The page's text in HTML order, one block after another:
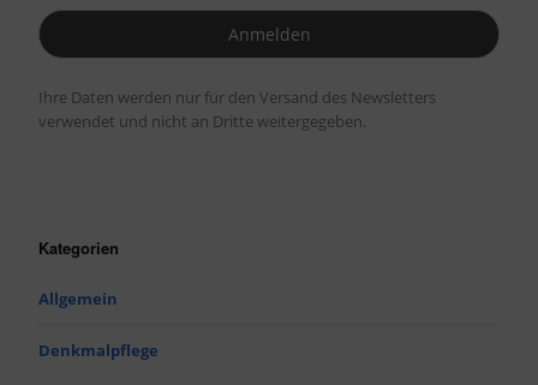
Ihre Daten werden nur für den Versand des Newsletters
verwendet und nicht an Dritte weitergegeben.
Kategorien
Allgemein
Denkmalpflege